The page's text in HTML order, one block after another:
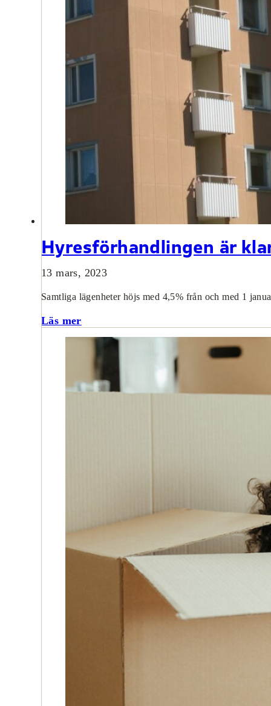
Hyresförhandlingen är
13 mars, 2023
Samtliga lägenheter höjs med 4,5% från och med 1
Läs mer